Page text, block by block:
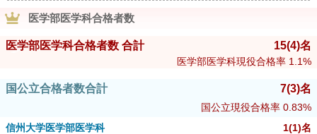
医学部医学科合格者数
医学部医学科合格者数 合計 15(4)名
医学部医学科現役合格率 1.1%
国公立合格者数合計 7(3)名
国公立現役合格率 0.83%
信州大学医学部医学科
1(1)名